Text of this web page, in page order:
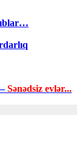
Sənədsiz evlər...